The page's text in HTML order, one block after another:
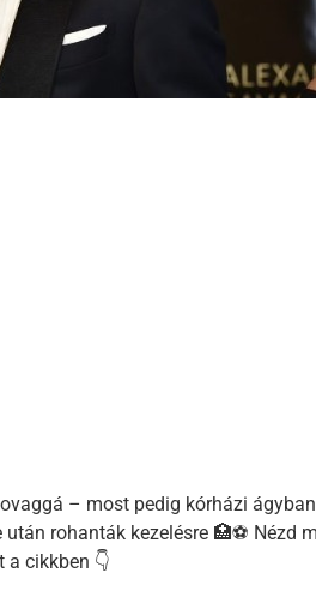
– most pedig kórházi
rohanták kezelésre 🏥⚽ Nézd
cikkben 👇